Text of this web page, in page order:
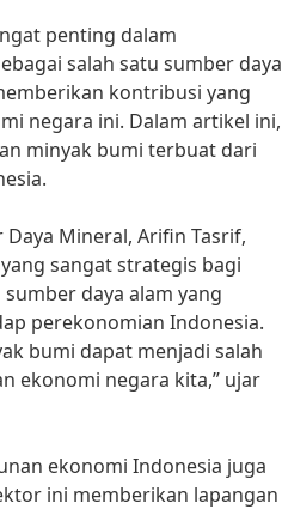
penting dalam
salah satu sumber daya
kontribusi yang
negara ini. Dalam artikel ini,
minyak bumi terbuat dari
Mineral, Arifin Tasrif,
sangat strategis bagi
daya alam yang
perekonomian Indonesia.
bumi dapat menjadi salah
ekonomi negara kita,” ujar
ekonomi Indonesia juga
ini memberikan lapangan